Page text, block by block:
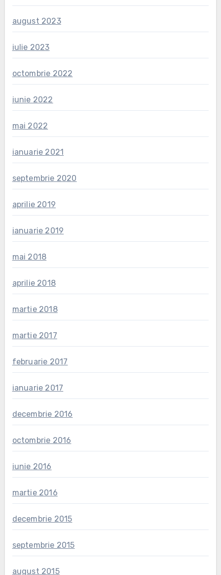
august 2023
iulie 2023
octombrie 2022
iunie 2022
mai 2022
ianuarie 2021
septembrie 2020
aprilie 2019
ianuarie 2019
mai 2018
aprilie 2018
martie 2018
martie 2017
februarie 2017
ianuarie 2017
decembrie 2016
octombrie 2016
iunie 2016
martie 2016
decembrie 2015
septembrie 2015
august 2015